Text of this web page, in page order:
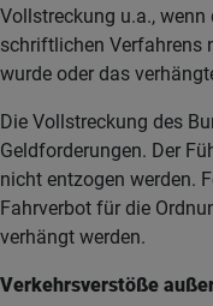
Vollstreckung u.a.,
schriftlichen Verfahrens
wurde oder das
Die Vollstreckung des
Geldforderungen. Der
nicht entzogen werden.
Fahrverbot für die
verhängt werden.
Verkehrsverstöße